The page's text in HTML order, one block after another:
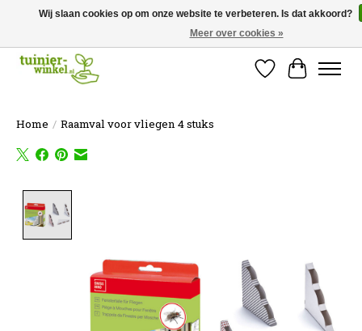
Online tuinartikelen kopen ✓ Online sinds 2007 ✓ Thuiswinkel Waarborg
Verlanglijst
Home / Raamval voor vliegen 4 stuks
Wij slaan cookies op om onze website te verbeteren. Is dat akkoord?
Meer over cookies »